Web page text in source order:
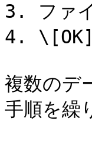
3. ファ
4. \[OK]
複数のデ
手順を繰